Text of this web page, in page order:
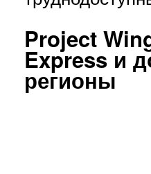
Project
Express и
регионы